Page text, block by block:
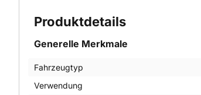
Produktdetails
Generelle Merkmale
Fahrzeugtyp
Verwendung